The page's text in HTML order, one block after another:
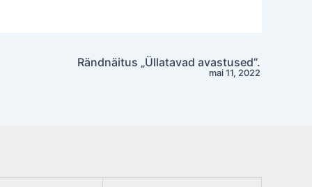
Rändnäitus „Üllatavad avastused“.
mai 11, 2022